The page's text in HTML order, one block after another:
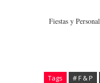
Fiestas y
Tags # F & P